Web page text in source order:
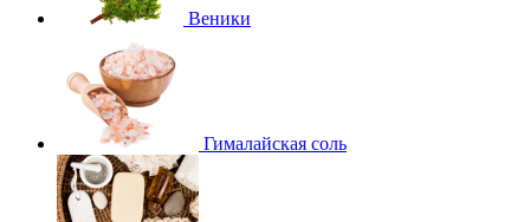
Веники
Гималайская соль